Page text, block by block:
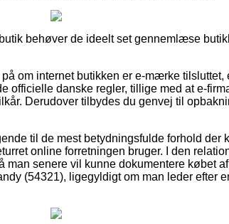
behøver de ideelt set gennemlæse
om internet butikken er e-mærke tilsluttet,
officielle danske regler, tillige med at e-
Derudover tilbydes du genvej til
til de mest betydningsfulde forhold der
online forretningen bruger. I den
man senere vil kunne dokumentere købet
(54321), ligegyldigt om man leder efter